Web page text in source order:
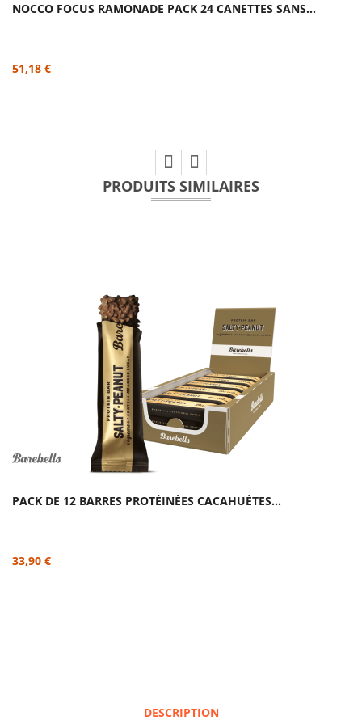
NOCCO FOCUS RAMONADE PACK 24 CANETTES SANS...
51,18 €
PRODUITS SIMILAIRES
PACK DE 12 BARRES PROTÉINÉES CACAHUÈTES...
33,90 €
DESCRIPTION